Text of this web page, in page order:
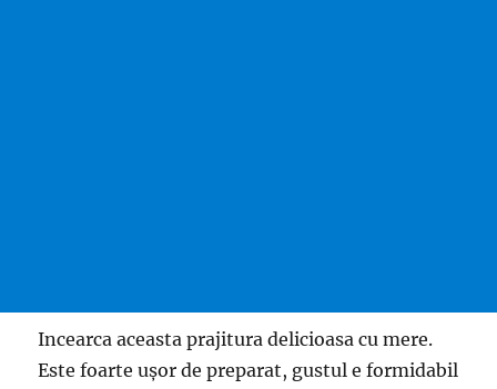
Incearca aceasta prajitura delicioasa cu mere.
Este foarte ușor de preparat, gustul e formidabil